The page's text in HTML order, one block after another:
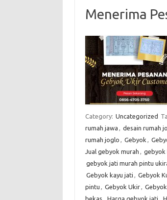
Menerima
Category: Uncategorized
rumah jawa , desain rumah
rumah joglo , Gebyok ,
Jual gebyok murah , gebyok
gebyok jati murah pintu
Gebyok kayu jati , Gebyok
pintu , Gebyok Ukir,
bekas
Harga gebyok jati